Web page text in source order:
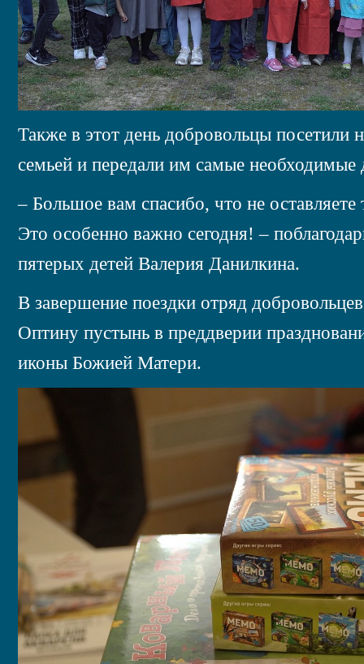
Также в этот день добровольцы посетили
семьей и передали им самые
– Большое вам спасибо, что не
Это особенно важно сегодня! –
пятерых детей Валерия Данилкина.
В завершение поездки отряд
Оптину пустынь в преддверии
иконы Божией Матери.